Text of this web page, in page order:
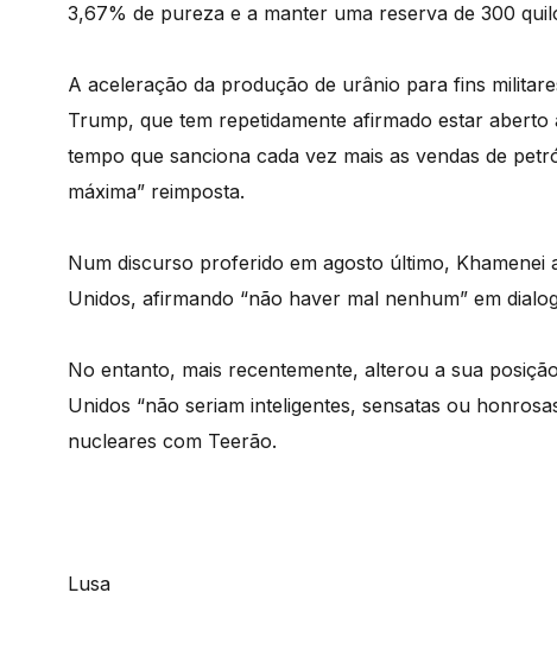
3,67% de pureza e a manter uma reserva de 300
A aceleração da produção de urânio para fins
Trump, que tem repetidamente afirmado estar
tempo que sanciona cada vez mais as vendas de
máxima” reimposta.
Num discurso proferido em agosto último,
Unidos, afirmando “não haver mal nenhum” em
No entanto, mais recentemente, alterou a sua
Unidos “não seriam inteligentes, sensatas ou
nucleares com Teerão.
Lusa